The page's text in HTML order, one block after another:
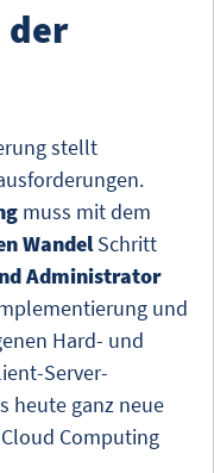
der
stellt
muss mit dem
WandelSchritt
Administrator
und
Hard- und
Server-
heute ganz neue
Cloud Computing